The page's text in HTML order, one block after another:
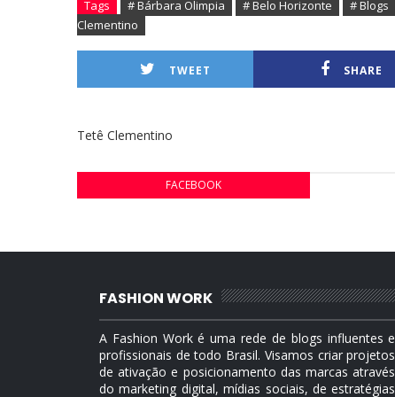
Tags # Bárbara Olimpia # Belo Horizonte # Blogs
Clementino
TWEET SHARE
Tetê Clementino
FACEBOOK
FASHION WORK
A Fashion Work é uma rede de blogs influentes e
profissionais de todo Brasil. Visamos criar projetos
de ativação e posicionamento das marcas através
do marketing digital, mídias sociais, de estratégias